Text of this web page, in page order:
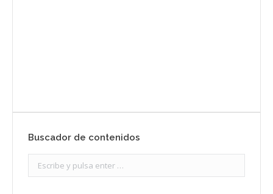
Buscador de contenidos